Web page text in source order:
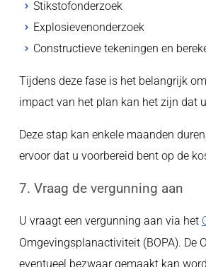
Stikstofonderzoek
Explosievenonderzoek
Constructieve tekeningen en
Tijdens deze fase is het belangrijk
impact van het plan kan het zijn dat
Deze stap kan enkele maanden
ervoor dat u voorbereid bent op de
7. Vraag de vergunning aan
U vraagt een vergunning aan via het
Omgevingsplanactiviteit (BOPA). De
eventueel bezwaar gemaakt kan